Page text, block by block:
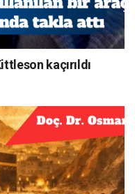
kaçırıldı